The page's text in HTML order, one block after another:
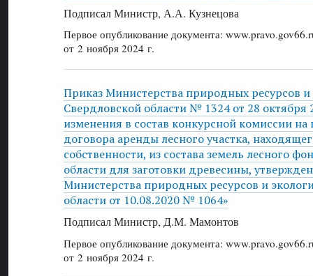
Подписал Министр, А.А. Кузнецова
Первое опубликование документа:
от 2 ноября 2024 г.
Приказ Министерства природных ресурсов и
Свердловской области № 1324 от 28 октября
изменения в состав конкурсной комиссии на
договора аренды лесного участка,
собственности, из состава земель лесного
области для заготовки древесины,
Министерства природных ресурсов и
области от 10.08.2020 № 1064»
Подписал Министр, Д.М. Мамонтов
Первое опубликование документа:
от 2 ноября 2024 г.